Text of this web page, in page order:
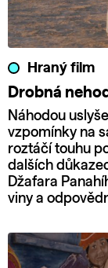
Hraný film
Drobná
Náhodou
vzpomínky na
roztáčí touhu
dalších
Džafara
viny a